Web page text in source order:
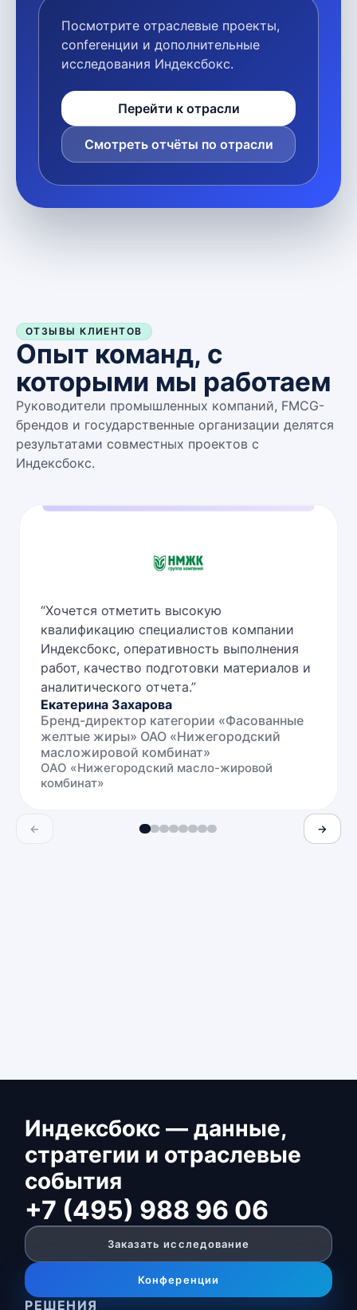
Посмотрите отраслевые проекты,
conferенции и дополнительные
исследования Индексбокс.
Перейти к отрасли
Смотреть отчёты по отрасли
ОТЗЫВЫ КЛИЕНТОВ
Опыт команд, с
которыми мы работаем
Руководители промышленных компаний, FMCG-
брендов и государственные организации делятся
результатами совместных проектов с
Индексбокс.
“Хочется отметить высокую
квалификацию специалистов компании
Индексбокс, оперативность выполнения
работ, качество подготовки материалов и
аналитического отчета.”
Екатерина Захарова
Бренд-директор категории «Фасованные
желтые жиры» ОАО «Нижегородский
масложировой комбинат»
ОАО «Нижегородский масло-жировой
комбинат»
← →
Индексбокс — данные,
стратегии и отраслевые
события
+7 (495) 988 96 06
Заказать исследование
Конференции
РЕШЕНИЯ